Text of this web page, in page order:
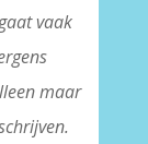
vaak
maar